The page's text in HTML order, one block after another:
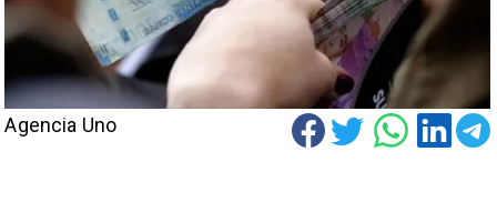
Agencia Uno